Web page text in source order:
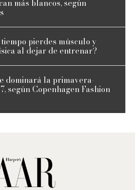
más blancos, según
pierdes músculo y
al dejar de entrenar?
dominará la primavera-
según Copenhagen Fashion